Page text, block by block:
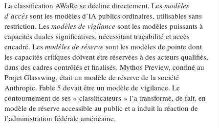
La classification AWaRe se décline directement. Lesmodèles
d’accès sont les modèles d’IA publics ordinaires, utilisables sans
restriction. Lesmodèles de vigilance sont les modèles puissants à
capacités duales significatives, nécessitant traçabilité et accès
encadré. Lesmodèles de réserve sont les modèles de pointe dont
les capacités critiques doivent être réservées à des acteurs qualifiés,
dans des cadres contrôlés et finalisés. Mythos Preview, confiné au
Projet Glasswing, était un modèle de réserve de la société
Anthropic. Fable 5 devait être un modèle de vigilance. Le
contournement de ses « classificateurs » l’a transformé, de fait, en
modèle de réserve accessible au public et a induit la réaction de
l’administration fédérale américaine.